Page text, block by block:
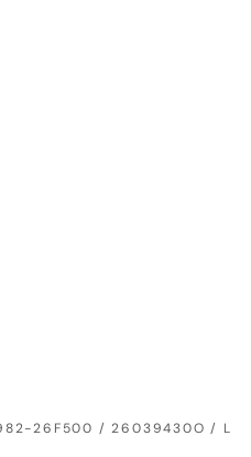
26F500 / 26039430O / L